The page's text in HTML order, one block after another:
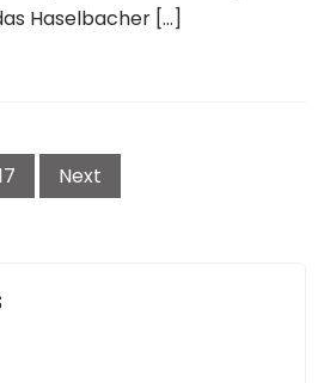
Haselbacher […]
Next